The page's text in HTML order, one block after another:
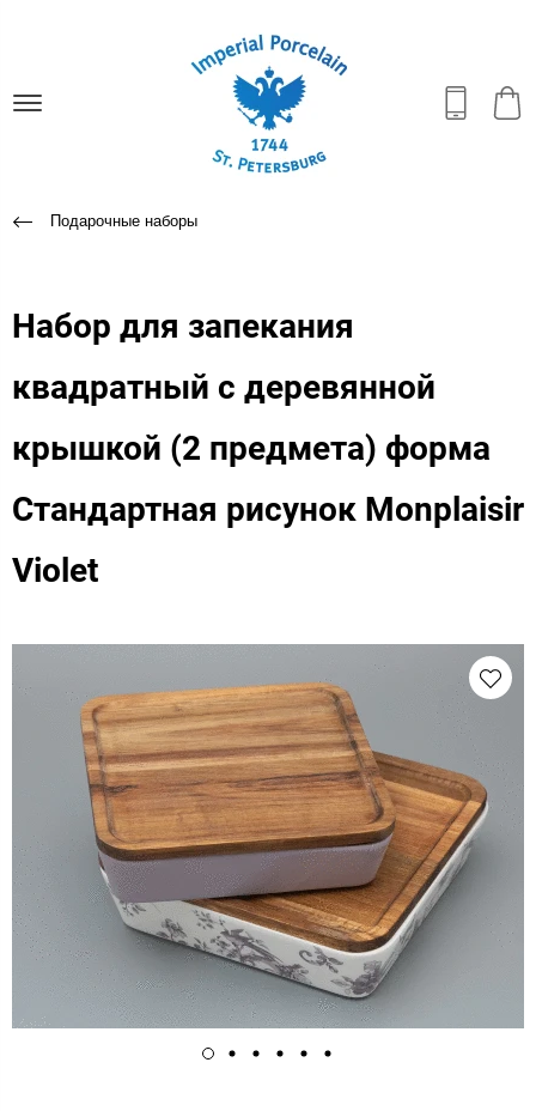
Подарочные наборы
Набор для запекания
квадратный с деревянной
крышкой (2 предмета) форма
Стандартная рисунок Monplaisir
Violet